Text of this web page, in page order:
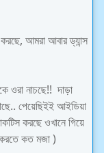
আমরা আবার ড্যান্স
ওরা নাচছে!! দাড়া
পেয়েছিইই আইডিয়া
করছে ওখানে গিয়ে
করতে কত মজা )